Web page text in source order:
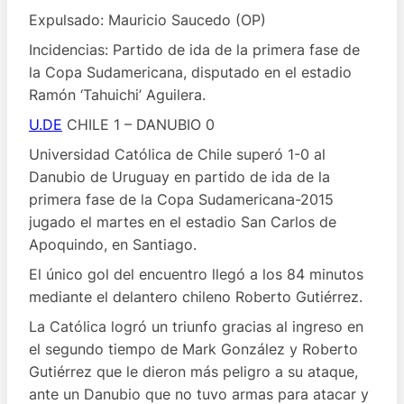
Expulsado: Mauricio Saucedo (OP)
Incidencias: Partido de ida de la primera fase de
la Copa Sudamericana, disputado en el estadio
Ramón ‘Tahuichi’ Aguilera.
U.DE CHILE 1 – DANUBIO 0
Universidad Católica de Chile superó 1-0 al
Danubio de Uruguay en partido de ida de la
primera fase de la Copa Sudamericana-2015
jugado el martes en el estadio San Carlos de
Apoquindo, en Santiago.
El único gol del encuentro llegó a los 84 minutos
mediante el delantero chileno Roberto Gutiérrez.
La Católica logró un triunfo gracias al ingreso en
el segundo tiempo de Mark González y Roberto
Gutiérrez que le dieron más peligro a su ataque,
ante un Danubio que no tuvo armas para atacar y